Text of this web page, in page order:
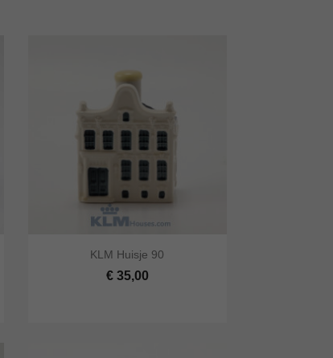
Snel bekijken In winkelwagen
KLM Huisje 90
€ 35,00